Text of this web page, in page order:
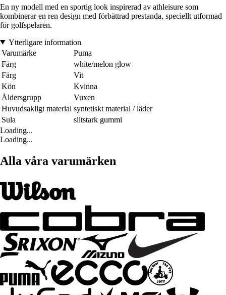
En ny modell med en sportig look inspirerad av athleisure som
kombinerar en ren design med förbättrad prestanda, speciellt utformad
för golfspelaren.
Ytterligare information
Varumärke
Puma
Färg
white/melon glow
Färg
Vit
Kön
Kvinna
Åldersgrupp
Vuxen
Huvudsakligt material syntetiskt material / läder
Sula
slitstark gummi
Loading...
Loading...
Alla våra varumärken